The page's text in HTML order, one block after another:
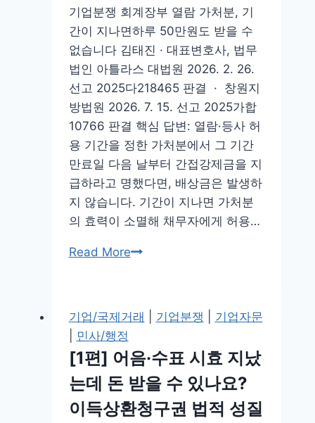
기업분쟁 회계장부 열람 가처분, 기
간이 지나면하루 50만원도 받을 수
없습니다 김태진 · 대표변호사, 법무
법인 아틀라스 대법원 2026. 2. 26.
선고 2025다218465 판결 · 창원지
방법원 2026. 7. 15. 선고 2025가합
10766 판결 핵심 답변: 열람·등사 허
용 기간을 정한 가처분에서 그 기간
만료일 다음 날부터 간접강제금을 지
급하라고 명했다면, 배상금은 발생하
지 않습니다. 기간이 지나면 가처분
의 효력이 소멸해 채무자에게 허용…
Read More회
부
열
간
접
강
기업/국제거래 기업분쟁
기업자문
민사/행정
[1편] 어음·수표 시효 지났
는데 돈 받을 수 있나요?
이득상환청구권 법적 성질